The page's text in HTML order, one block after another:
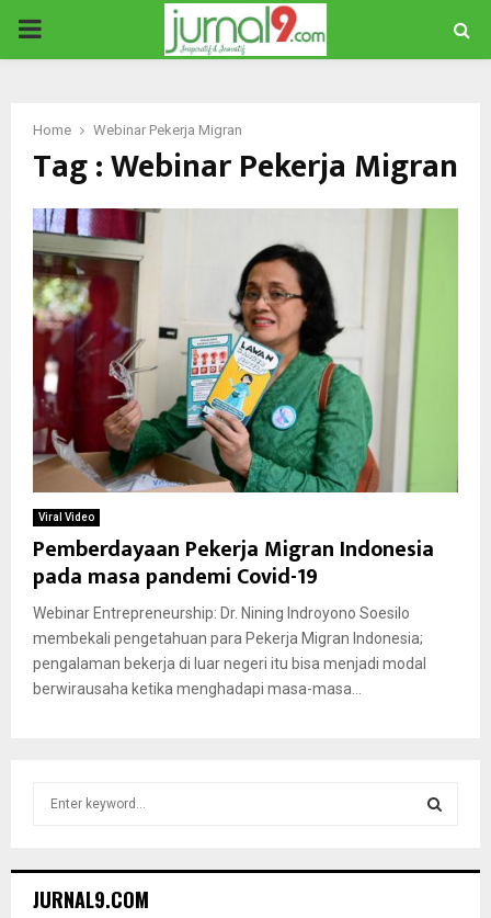
PRIMARY
Home Webinar Pekerja Migran
Tag : Webinar Pekerja Migran
Viral Video
Pemberdayaan Pekerja Migran Indonesia
pada masa pandemi Covid-19
Webinar Entrepreneurship: Dr. Nining Indroyono Soesilo
membekali pengetahuan para Pekerja Migran Indonesia;
pengalaman bekerja di luar negeri itu bisa menjadi modal
berwirausaha ketika menghadapi masa-masa...
h
JURNAL9.COM